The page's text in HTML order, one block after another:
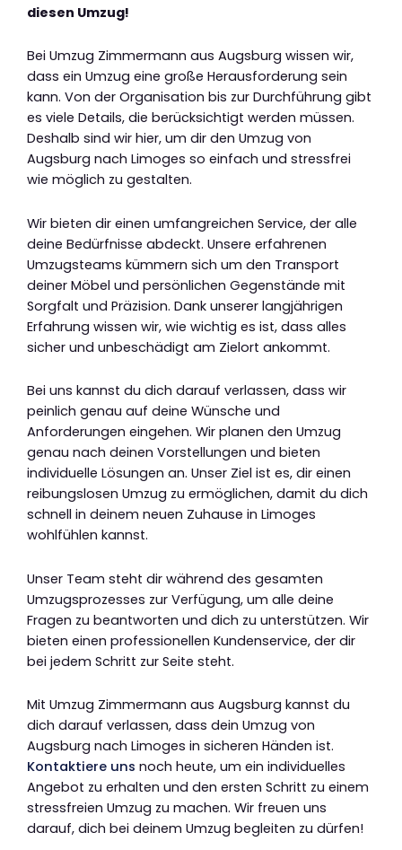
diesen Umzug!
Bei Umzug Zimmermann aus Augsburg wissen wir,
dass ein Umzug eine große Herausforderung sein
kann. Von der Organisation bis zur Durchführung gibt
es viele Details, die berücksichtigt werden müssen.
Deshalb sind wir hier, um dir den Umzug von
Augsburg nach Limoges so einfach und stressfrei
wie möglich zu gestalten.
Wir bieten dir einen umfangreichen Service, der alle
deine Bedürfnisse abdeckt. Unsere erfahrenen
Umzugsteams kümmern sich um den Transport
deiner Möbel und persönlichen Gegenstände mit
Sorgfalt und Präzision. Dank unserer langjährigen
Erfahrung wissen wir, wie wichtig es ist, dass alles
sicher und unbeschädigt am Zielort ankommt.
Bei uns kannst du dich darauf verlassen, dass wir
peinlich genau auf deine Wünsche und
Anforderungen eingehen. Wir planen den Umzug
genau nach deinen Vorstellungen und bieten
individuelle Lösungen an. Unser Ziel ist es, dir einen
reibungslosen Umzug zu ermöglichen, damit du dich
schnell in deinem neuen Zuhause in Limoges
wohlfühlen kannst.
Unser Team steht dir während des gesamten
Umzugsprozesses zur Verfügung, um alle deine
Fragen zu beantworten und dich zu unterstützen. Wir
bieten einen professionellen Kundenservice, der dir
bei jedem Schritt zur Seite steht.
Mit Umzug Zimmermann aus Augsburg kannst du
dich darauf verlassen, dass dein Umzug von
Augsburg nach Limoges in sicheren Händen ist.
Kontaktiere uns noch heute, um ein individuelles
Angebot zu erhalten und den ersten Schritt zu einem
stressfreien Umzug zu machen. Wir freuen uns
darauf, dich bei deinem Umzug begleiten zu dürfen!